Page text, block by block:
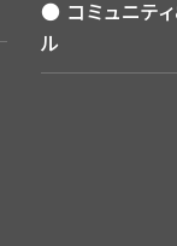
● コミュニテ
ル